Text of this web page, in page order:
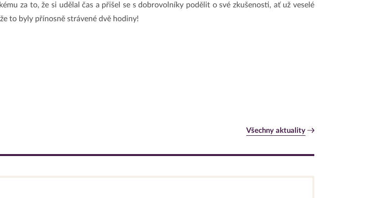
za to, že si udělal čas a přišel se s dobrovolníky podělit o své zkušenosti, ať už veselé
to byly přínosně strávené dvě hodiny!
Všechny aktuality